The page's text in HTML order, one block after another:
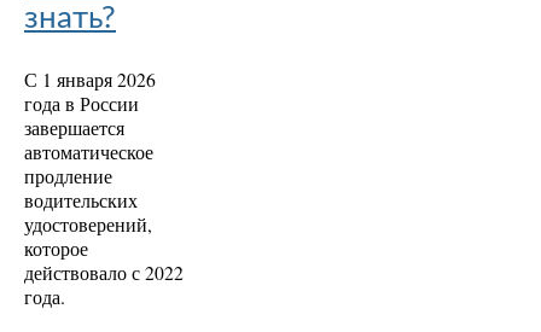
знать?
С 1 января 2026
года в России
завершается
автоматическое
продление
водительских
удостоверений,
которое
действовало с 2022
года.